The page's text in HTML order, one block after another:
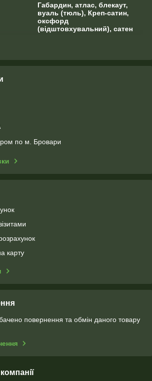
Габардин, атлас, блекаут,
вуаль (тюль), Креп-сатин,
оксфорд
(відштовхувальний), сатен
по м. Бровари
карту
повернення та обмін даного товару